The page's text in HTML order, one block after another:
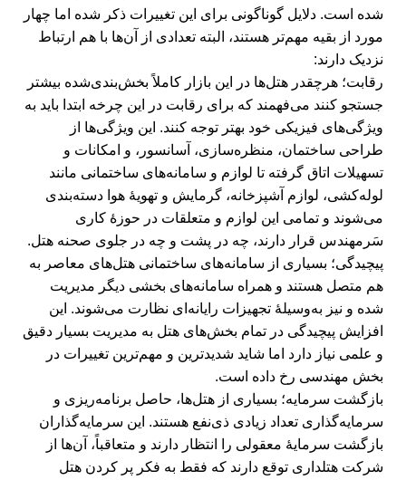
شده است. دلایل گوناگونی برای این تغییرات ذکر شده اما چهار
مورد از بقیه مهم‌تر هستند، البته تعدادی از آن‌ها با هم ارتباط
نزدیک دارند:
رقابت؛ هرچقدر هتل‌ها در این بازار کاملاً بخش‌بندی‌شده بیشتر
جستجو کنند می‌فهمند که برای رقابت در این چرخه ابتدا باید به
ویژگی‌های فیزیکی خود بهتر توجه کنند. این ویژگی‌ها از
طراحی ساختمان، منظره‌سازی، آسانسور، و امکانات و
تسهیلات اتاق گرفته تا لوازم و سامانه‌های ساختمانی مانند
لوله‌کشی، لوازم آشپزخانه، گرمایش و تهویۀ هوا دسته‌بندی
می‌شوند و تمامی این لوازم و متعلقات در حوزۀ کاری
سَرمهندس قرار دارند، چه در پشت و چه در جلوی صحنه هتل.
پیچیدگی؛ بسیاری از سامانه‌های ساختمانی هتل‌های معاصر به
هم متصل هستند و همراه سامانه‌های بخشی دیگر مدیریت
شده و نیز به‌وسیلۀ تجهیزات رایانه‌ای نظارت می‌شوند. این
افزایش پیچیدگی در تمام بخش‌های هتل به مدیریت بسیار دقیق
و علمی نیاز دارد اما شاید شدیدترین و مهم‌ترین تغییرات در
بخش مهندسی رخ داده است.
بازگشت سرمایه؛ بسیاری از هتل‌ها، حاصل برنامه‌ریزی و
سرمایه‌گذاری تعداد زیادی ذی‌نفع هستند. این سرمایه‌گذاران
بازگشت سرمایۀ معقولی را انتظار دارند و متعاقباً، آن‌ها از
شرکت هتلداری توقع دارند که فقط به فکر پر کردن هتل